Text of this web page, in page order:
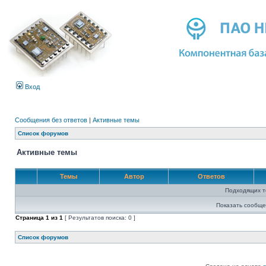
Вход
Сообщения без ответов | Активные темы
Список форумов
Активные темы
Темы Автор Ответов
Подходящих
Показать
Страница 1 из 1 [ Результатов поиска: 0 ]
Список форумов